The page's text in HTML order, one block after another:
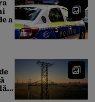
a